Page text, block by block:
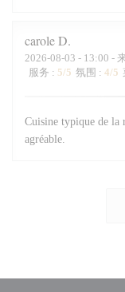
caroleD
2026-08-03 - 13:00 -
服务 : 5/5 氛围 : 4/5
Cuisine typique de la
agréable.